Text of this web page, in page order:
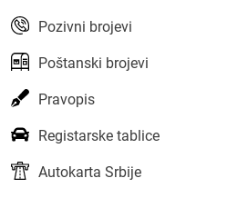
Pozivni brojevi
Poštanski brojevi
Pravopis
Registarske tablice
Autokarta Srbije